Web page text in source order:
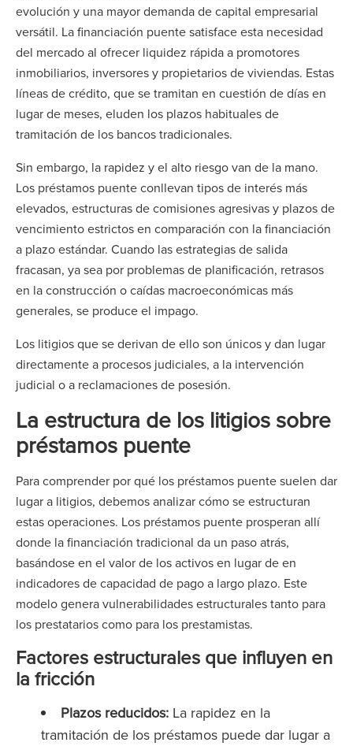
evolución y una mayor demanda de capital empresarial
versátil. La financiación puente satisface esta necesidad
del mercado al ofrecer liquidez rápida a promotores
inmobiliarios, inversores y propietarios de viviendas. Estas
líneas de crédito, que se tramitan en cuestión de días en
lugar de meses, eluden los plazos habituales de
tramitación de los bancos tradicionales.
Sin embargo, la rapidez y el alto riesgo van de la mano.
Los préstamos puente conllevan tipos de interés más
elevados, estructuras de comisiones agresivas y plazos de
vencimiento estrictos en comparación con la financiación
a plazo estándar. Cuando las estrategias de salida
fracasan, ya sea por problemas de planificación, retrasos
en la construcción o caídas macroeconómicas más
generales, se produce el impago.
Los litigios que se derivan de ello son únicos y dan lugar
directamente a procesos judiciales, a la intervención
judicial o a reclamaciones de posesión.
La estructura de los litigios sobre
préstamos puente
Para comprender por qué los préstamos puente suelen dar
lugar a litigios, debemos analizar cómo se estructuran
estas operaciones. Los préstamos puente prosperan allí
donde la financiación tradicional da un paso atrás,
basándose en el valor de los activos en lugar de en
indicadores de capacidad de pago a largo plazo. Este
modelo genera vulnerabilidades estructurales tanto para
los prestatarios como para los prestamistas.
Factores estructurales que influyen en
la fricción
Plazos reducidos: La rapidez en la
tramitación de los préstamos puede dar lugar a